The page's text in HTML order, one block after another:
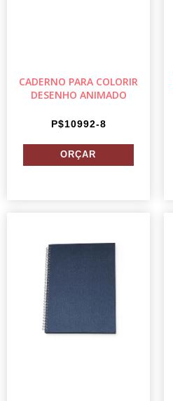
CADERNO PARA COLORIR
DESENHO ANIMADO
P$10992-8